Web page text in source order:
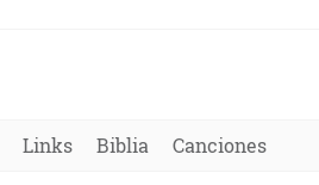
Links Biblia Canciones